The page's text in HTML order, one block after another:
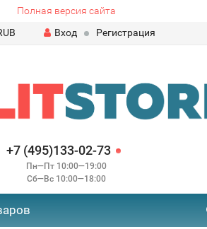
Полная версия сайта
Вход Регистрация
+7 (495)133-02-73
Пн—Пт 10:00—19:00
Сб—Вс 10:00—18:00